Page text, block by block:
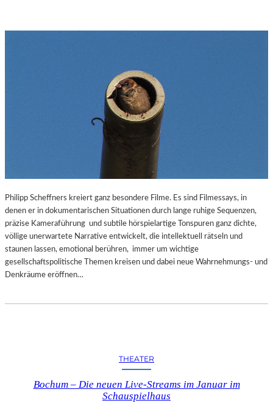
Philipp Scheffners kreiert ganz besondere Filme. Es sind Filmessays, in
denen er in dokumentarischen Situationen durch lange ruhige Sequenzen,
präzise Kameraführung und subtile hörspielartige Tonspuren ganz dichte,
völlige unerwartete Narrative entwickelt, die intellektuell rätseln und
staunen lassen, emotional berühren, immer um wichtige
gesellschaftspolitische Themen kreisen und dabei neue Wahrnehmungs- und
Denkräume eröffnen…
THEATER
Bochum – Die neuen Live-Streams im Januar im
Schauspielhaus